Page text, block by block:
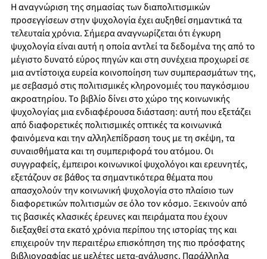
Η αναγνώριση της σημασίας των διαπολιτισμικών
προσεγγίσεων στην ψυχολογία έχει αυξηθεί σημαντικά τα
τελευταία χρόνια. Σήμερα αναγνωρίζεται ότι έγκυρη
ψυχολογία είναι αυτή η οποία αντλεί τα δεδομένα της από το
μέγιστο δυνατό εύρος πηγών και στη συνέχεια προχωρεί σε
μια αντίστοιχα ευρεία κοινοποίηση των συμπερασμάτων της,
με σεβασμό στις πολιτισμικές κληρονομιές του παγκόσμιου
ακροατηρίου. Το βιβλίο δίνει στο χώρο της κοινωνικής
ψυχολογίας μια ενδιαφέρουσα διάσταση: αυτή που εξετάζει
από διαφορετικές πολιτισμικές οπτικές τα κοινωνικά
φαινόμενα και την αλληλεπίδραση τους με τη σκέψη, τα
συναισθήματα και τη συμπεριφορά του ατόμου. Οι
συγγραφείς, έμπειροι κοινωνικοί ψυχολόγοι και ερευνητές,
εξετάζουν σε βάθος τα σημαντικότερα θέματα που
απασχολούν την κοινωνική ψυχολογία στο πλαίσιο των
διαφορετικών πολιτισμών σε όλο τον κόσμο. Ξεκινούν από
τις βασικές κλασικές έρευνες και πειράματα που έχουν
διεξαχθεί στα εκατό χρόνια περίπου της ιστορίας της και
επιχειρούν την περαιτέρω επισκόπηση της πιο πρόσφατης
βιβλιογραφίας με μελέτες μετα-ανάλυσης. Παράλληλα